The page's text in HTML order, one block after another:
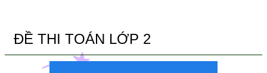
ĐỀ THI TOÁN LỚP 2